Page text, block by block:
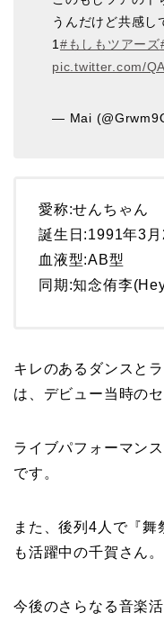
うんだけど共感し
1 #もしもツアーズ
pic.twitter.com/
— Mai
愛称:せんちゃん
誕生日:1991年3月
血液型:AB型
同期:知念侑李
キレのあるダンスと
は、デビュー当時のセ
ライブパフォーマン
です。
また、後列4人で『
も活躍中の千賀さん。
今後のさらなる音楽